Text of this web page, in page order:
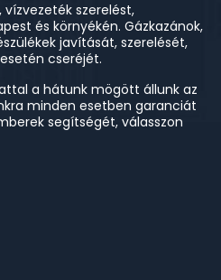
szerelést,
és környékén. Gázkazánok,
javítását, szerelését,
cseréjét.
a hátunk mögött állunk az
minden esetben garanciát
segítségét, válasszon